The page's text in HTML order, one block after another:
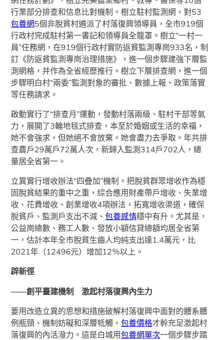
行業部分排查和信息比對機制。樹立駐村監測網，對53
包養網5個非脫貧村遴派了村落復興領導員，全市919個
行政村完成駐村第一書記和領導員全籠罩。樹立“一村一
員”任務網，在919個行政村實防返貧監測專崗933名，制
訂《防返貧監測專崗治理措施》，進一個步驟建強下層監
測網格，并作為全省經歷推行。樹立下層排查網，進一個
步驟明白村“兩委”監測對象的審批、數據上報、政策落實
等任務請求。
啟動實行了“排查月”運動，發動村落兩級、駐村干部等氣
力，展開了3輪地毯式排查，本至於婚姻或生活的幸福，
她不會強求，但她絕不會放棄。她會盡力去爭取。年共排
查農戶29萬戶72萬人次，新歸入監測314戶702人，總
量居全省第一。
立異實行增收辦法“四疊加”機制。把脫貧群眾增收作為穩
固脫貧結果的重中之重，綜合應用財產帶戶增收、失業增
收、花費增收、創業增收4項辦法，拓寬增收渠道，確保
脫貧戶、監測戶支出不減、包養感情穩中有升。尤其是，
公益崗總數、務工人數、發放小額信貸總額均居全省第
一，估計本年全市脫貧生齒人均純支出達1.4萬元，比
2021年（12496元）增加12％以上。
辟新徑
——創平臺建機制 激起村落復興內生力
要用改造立異的思想和措施破解村落復興中面對的體系體
例瓶頸、機制妨礙和深層牴觸，包養價格才幹充足激起村
落復興的內活潑力。這是白城用包養網單次一個步驟步踏